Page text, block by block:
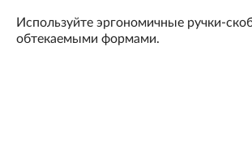
Используйте эргономичные ручки-
обтекаемыми формами.